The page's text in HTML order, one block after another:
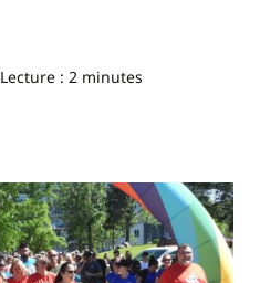
Lecture : 2 minutes